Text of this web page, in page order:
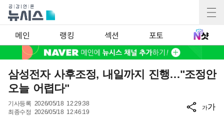
메인 랭킹 섹션 포토
삼성전자 사후조정, 내일까지 진행…"조정안
오늘 어렵다"
기사등록 2026/05/18 12:29:38
최종수정 2026/05/18 12:46:19
가가